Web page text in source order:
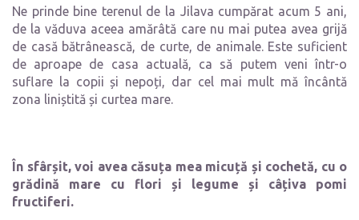
Ne prinde bine terenul de la Jilava cumpărat acum 5 ani,
de la văduva aceea amărâtă care nu mai putea avea grijă
de casă bătrânească, de curte, de animale. Este suficient
de aproape de casa actuală, ca să putem veni într-o
suflare la copii și nepoți, dar cel mai mult mă încântă
zona liniștită și curtea mare.
În sfârșit, voi avea căsuța mea micuță și cochetă, cu o
grădină mare cu flori și legume și câțiva pomi
fructiferi.